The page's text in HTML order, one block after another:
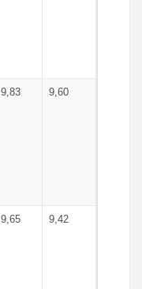
9,83 9,60
9,65 9,42